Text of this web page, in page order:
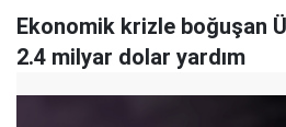
Ekonomik krizle boğuşan
2.4 milyar dolar yardım